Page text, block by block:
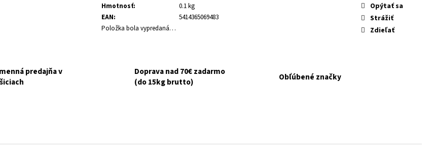
Hmotnosť:
0.1 kg
EAN:
5414365069483
Položka bola vypredaná…
Opýtať sa
Strážiť
Zdieľať
predajňa v
Doprava nad 70€ zadarmo
(do 15kg brutto)
Obľúbené značky